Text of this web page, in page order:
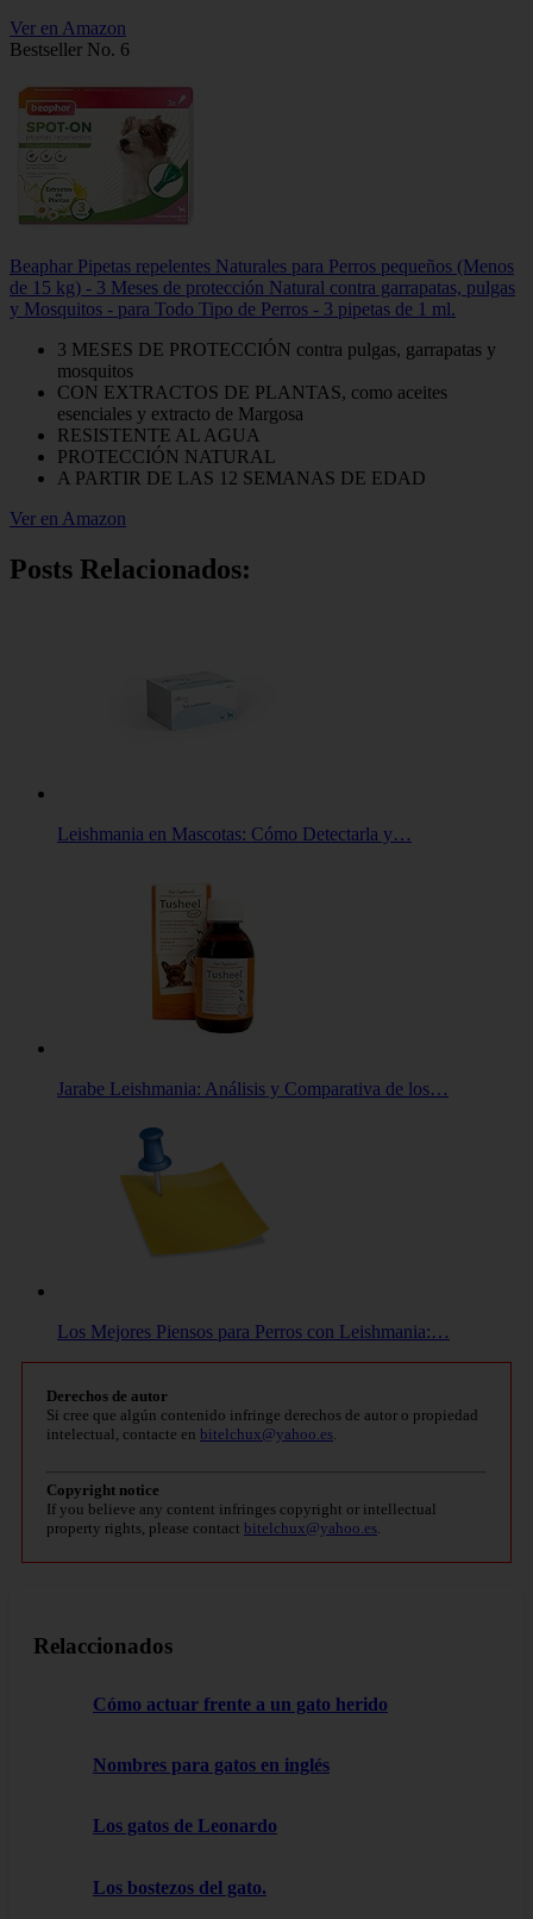
Ver en Amazon
Bestseller No. 6
Beaphar Pipetas repelentes Naturales para Perros pequeños (Menos
de 15 kg) - 3 Meses de protección Natural contra garrapatas, pulgas
y Mosquitos - para Todo Tipo de Perros - 3 pipetas de 1 ml.
3 MESES DE PROTECCIÓN contra pulgas, garrapatas y
mosquitos
CON EXTRACTOS DE PLANTAS, como aceites
esenciales y extracto de Margosa
RESISTENTE AL AGUA
PROTECCIÓN NATURAL
A PARTIR DE LAS 12 SEMANAS DE EDAD
Ver en Amazon
Posts Relacionados:
Leishmania en Mascotas: Cómo Detectarla y…
Jarabe Leishmania: Análisis y Comparativa de los…
Los Mejores Piensos para Perros con Leishmania:…
Derechos de autor
Si cree que algún contenido infringe derechos de autor o propiedad
intelectual, contacte en bitelchux@yahoo.es.
Copyright notice
If you believe any content infringes copyright or intellectual
property rights, please contact bitelchux@yahoo.es.
Relaccionados
Cómo actuar frente a un gato herido
Nombres para gatos en inglés
Los gatos de Leonardo
Los bostezos del gato.